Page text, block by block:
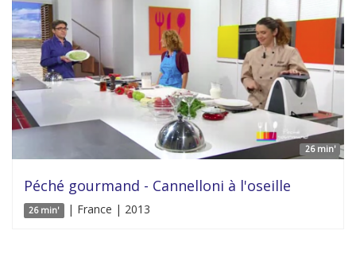
26 min'
Péché gourmand - Cannelloni à l'oseille
26 min' | France | 2013